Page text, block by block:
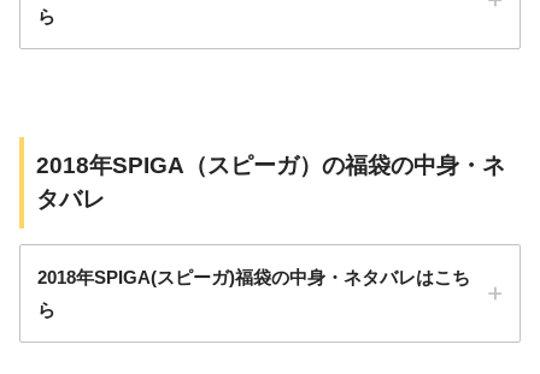
雑貨×1点
ボトム×2点
ら
2018年SPIGA（スピーガ）の福袋の中身・ネ
タバレ
2018年SPIGA(スピーガ)福袋の中身・ネタバレはこち
ら